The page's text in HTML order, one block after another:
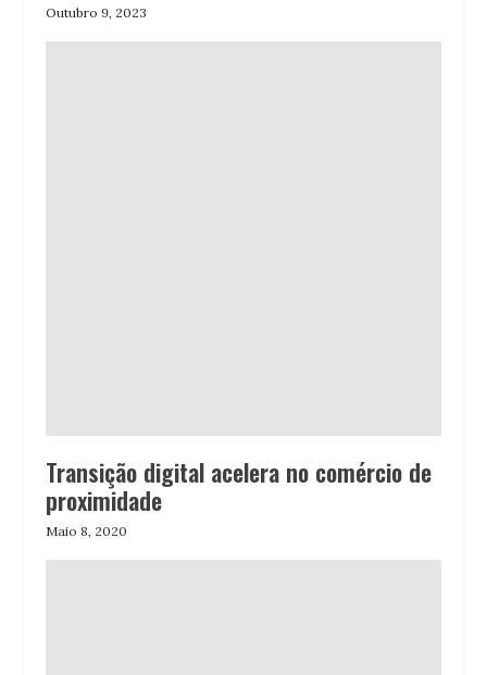
Outubro 9, 2023
Transição digital acelera no comércio de
proximidade
Maio 8, 2020